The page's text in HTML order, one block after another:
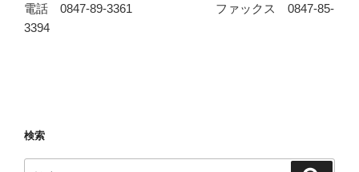
電話 0847-89-3361 ファックス 0847-85-
3394
検索